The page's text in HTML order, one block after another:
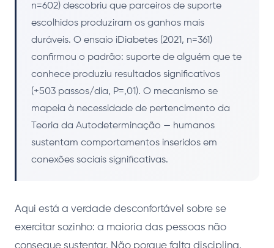
n=602) descobriu que parceiros de suporte
escolhidos produziram os ganhos mais
duráveis. O ensaio iDiabetes (2021, n=361)
confirmou o padrão: suporte de alguém que te
conhece produziu resultados significativos
(+503 passos/dia, P=,01). O mecanismo se
mapeia à necessidade de pertencimento da
Teoria da Autodeterminação — humanos
sustentam comportamentos inseridos em
conexões sociais significativas.
Aqui está a verdade desconfortável sobre se
exercitar sozinho: a maioria das pessoas não
consegue sustentar. Não porque falta disciplina.